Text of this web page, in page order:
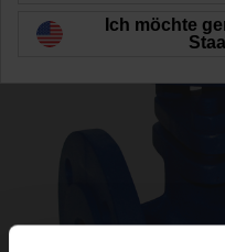
Ich möchte